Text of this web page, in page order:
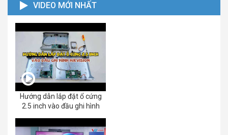
VIDEO MỚI NHẤT
Hướng dẫn lắp đặt ổ cứng
2.5 inch vào đầu ghi hình